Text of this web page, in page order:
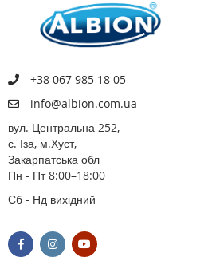
+38 067 985 18 05
info@albion.com.ua
вул. Центральна 252,
с. Іза, м.Хуст,
Закарпатська обл
Пн - Пт 8:00–18:00
Сб - Нд вихідний